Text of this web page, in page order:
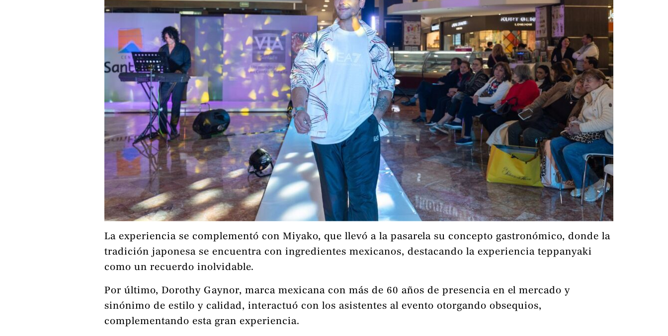
La experiencia se complementó con Miyako, que llevó a la pasarela su concepto gastronómico, donde la
tradición japonesa se encuentra con ingredientes mexicanos, destacando la experiencia teppanyaki
como un recuerdo inolvidable.
Por último, Dorothy Gaynor, marca mexicana con más de 60 años de presencia en el mercado y
sinónimo de estilo y calidad, interactuó con los asistentes al evento otorgando obsequios,
complementando esta gran experiencia.